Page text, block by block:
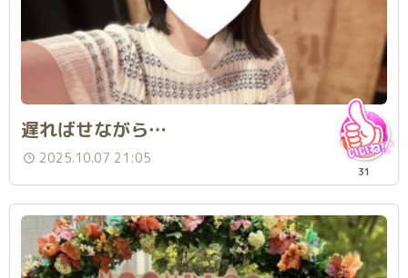
遅ればせながら…
2025.10.07 21:05
31